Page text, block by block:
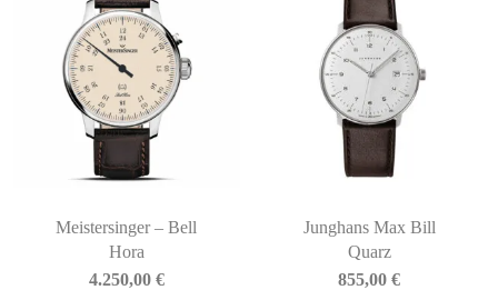
Meistersinger – Bell
Hora
4.250,00 €
Junghans Max Bill
Quarz
855,00€